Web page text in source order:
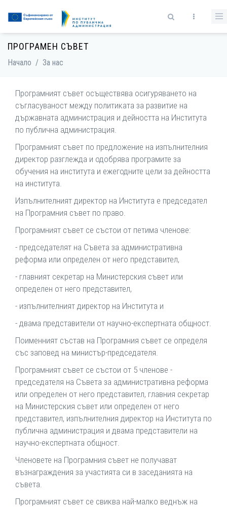
Форма за търсене
ПРОГРАМЕН СЪВЕТ
Начало / За нас
Програмният съвет осъществява осигуряването на
съгласуваност между политиката за развитие на
държавната администрация и дейността на Института
по публична администрация.
Програмният съвет по предложение на изпълнителния
директор разглежда и одобрява програмите за
обучения на института и ежегодните цели за дейността
на института.
Изпълнителният директор на Института е председател
на Програмния съвет по право.
Програмният съвет се състои от петима членове:
- председателят на Съвета за административна
реформа или определен от него представител,
- главният секретар на Министерския съвет или
определен от него представител,
- изпълнителният директор на Института и
- двама представители от научно-експертната общност.
Поименният състав на Програмния съвет се определя
със заповед на министър-председателя.
Програмният съвет се състои от 5 членове -
председателя на Съвета за административна реформа
или определен от него представител, главния секретар
на Министерския съвет или определен от него
представител, изпълнителния директор на Института по
публична администрация и двама представители на
научно-експертната общност.
Членовете на Програмния съвет не получават
възнаграждения за участията си в заседанията на
съвета.
Програмният съвет се свиква най-малко веднъж на